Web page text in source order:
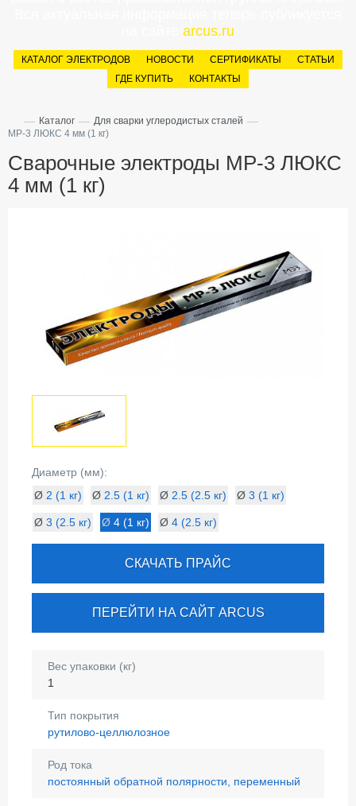
arcus.ru
КАТАЛОГ ЭЛЕКТРОДОВ НОВОСТИ СЕРТИФИКАТЫ
СТАТЬИ
ГДЕ КУПИТЬ
КОНТАКТЫ
— Каталог — Для сварки углеродистых сталей —
МР-3 ЛЮКС 4 мм (1 кг)
Сварочные электроды МР-3 ЛЮКС
4 мм (1 кг)
Диаметр (мм):
Ø 2 (1 кг) Ø 2.5 (1 кг) Ø 2.5 (2.5 кг) Ø 3 (1 кг)
Ø 3 (2.5 кг) Ø 4 (1 кг) Ø 4 (2.5 кг)
СКАЧАТЬ ПРАЙС
ПЕРЕЙТИ НА САЙТ ARCUS
Вес упаковки (кг)
1
Тип покрытия
рутилово-целлюлозное
Род тока
постоянный обратной полярности, переменный